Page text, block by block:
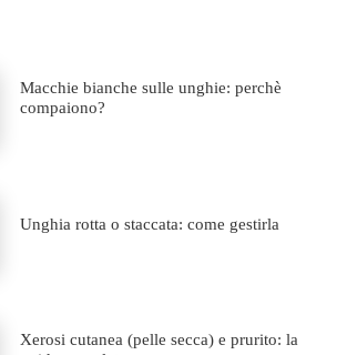
Macchie bianche sulle unghie: perchè
compaiono?
Unghia rotta o staccata: come gestirla
Xerosi cutanea (pelle secca) e prurito: la